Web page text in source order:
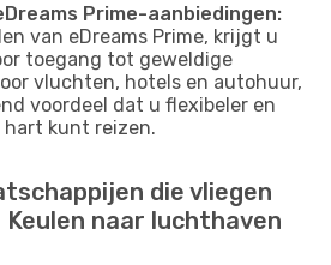
Prime-aanbiedingen:
van eDreams Prime, krijgt u
toegang tot geweldige
vluchten, hotels en autohuur,
voordeel dat u flexibeler en
kunt reizen.
die vliegen
naar luchthaven